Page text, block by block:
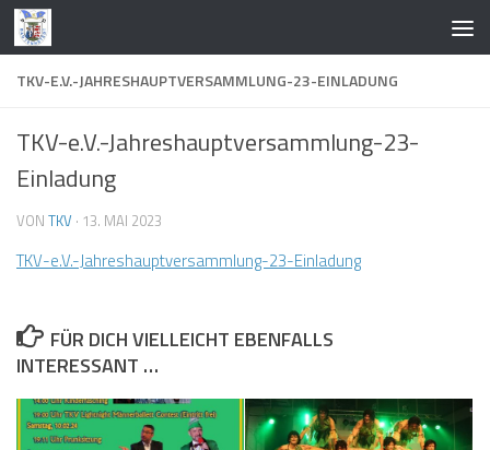
Zum Inhalt springen
TKV-E.V.-JAHRESHAUPTVERSAMMLUNG-23-EINLADUNG
TKV-e.V.-Jahreshauptversammlung-23-
Einladung
VON TKV · 13. MAI 2023
TKV-e.V.-Jahreshauptversammlung-23-Einladung
FÜR DICH VIELLEICHT EBENFALLS
INTERESSANT …